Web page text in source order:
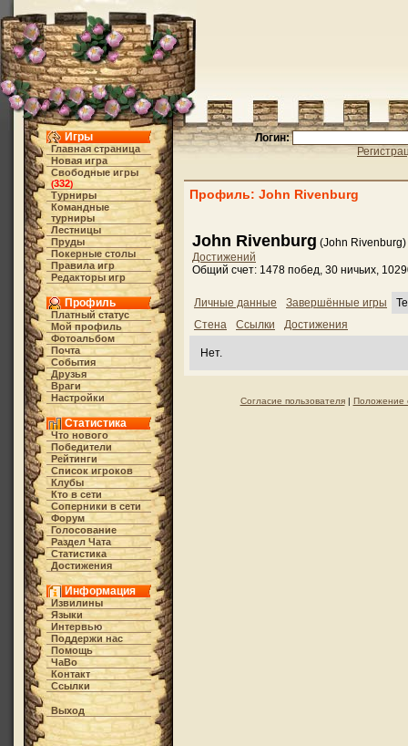
Игры
Главная страница
Новая игра
Свободные игры
(332)
Турниры
Командные
турниры
Лестницы
Пруды
Покерные столы
Правила игр
Редакторы игр
Профиль
Платный статус
Мой профиль
Фотоальбом
Почта
События
Друзья
Враги
Настройки
Статистика
Что нового
Победители
Рейтинги
Список игроков
Клубы
Кто в cети
Соперники в сети
Форум
Голосование
Раздел Чата
Статистика
Достижения
Информация
Извилины
Языки
Интервью
Поддержи нас
Помощь
ЧаВо
Контакт
Ссылки
Выход
Логин:
Профиль: John Rivenburg
John Rivenburg (John
Достижений
Общий счет: 1478 побед, 30 ничьих,
Личные данные Завершённые игры
Стена
Ссылки Достижения
Нет.
Согласие пользователя| Положение